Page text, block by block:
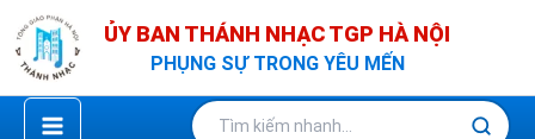
Nhảy
tới
nội
dung
ỦY BAN THÁNH NHẠC TGP HÀ NỘI
PHỤNG SỰ TRONG YÊU MẾN